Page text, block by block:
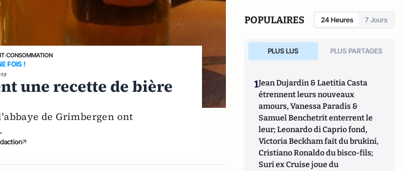
›CONSOMMATION
FOIS !
une recette de bière
de Grimbergen ont
POPULAIRES 24 Heures 7 Jours
PLUS LUS PLUS PARTAGES
1Jean Dujardin & Laetitia Casta
étrennent leurs nouveaux
amours, Vanessa Paradis &
Samuel Benchetrit enterrent le
leur; Leonardo di Caprio fond,
Victoria Beckham fait du brukini,
Cristiano Ronaldo du bisco-fils;
Suri ex Cruise joue du